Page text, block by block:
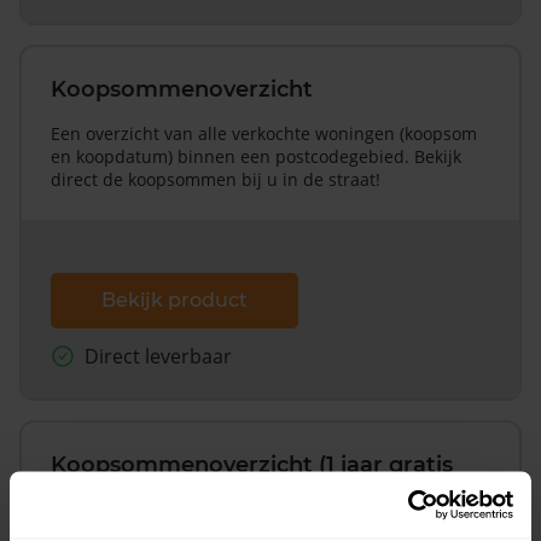
Koopsommenoverzicht
Een overzicht van alle verkochte woningen (koopsom
en koopdatum) binnen een postcodegebied. Bekijk
direct de koopsommen bij u in de straat!
Bekijk product
Direct leverbaar
Koopsommenoverzicht (1 jaar gratis